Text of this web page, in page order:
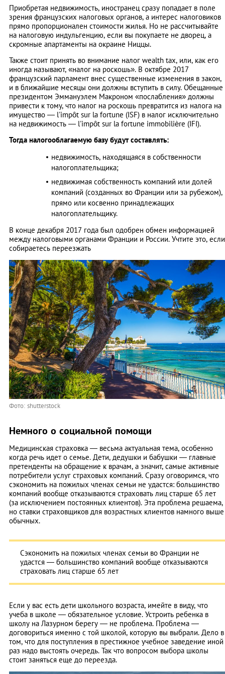
Приобретая недвижимость, иностранец сразу попадает в поле
зрения французских налоговых органов, а интерес налоговиков
прямо пропорционален стоимости жилья. Но не рассчитывайте
на налоговую индульгенцию, если вы покупаете не дворец, а
скромные апартаменты на окраине Ниццы.
Также стоит принять во внимание налог wealth tax, или, как его
иногда называют, «налог на роскошь». В октябре 2017
французский парламент внес существенные изменения в закон,
и в ближайшие месяцы они должны вступить в силу. Обещанные
президентом Эммануэлем Макроном «послабления» должны
привести к тому, что налог на роскошь превратится из налога на
имущество — l'impôt sur la fortune (ISF) в налог исключительно
на недвижимость — l'impôt sur la fortune immobilière (IFI).
Тогда налогооблагаемую базу будут составлять:
недвижимость, находящаяся в собственности
налогоплательщика;
недвижимая собственность компаний или долей
компаний (созданных во Франции или за рубежом),
прямо или косвенно принадлежащих
налогоплательщику.
В конце декабря 2017 года был одобрен обмен информацией
между налоговыми органами Франции и России. Учтите это, если
собираетесь переезжать
Фото: shutterstock
Немного о социальной помощи
Медицинская страховка — весьма актуальная тема, особенно
когда речь идет о семье. Дети, дедушки и бабушки — главные
претенденты на обращение к врачам, а значит, самые активные
потребители услуг страховых компаний. Сразу оговоримся, что
сэкономить на пожилых членах семьи не удастся: большинство
компаний вообще отказываются страховать лиц старше 65 лет
(за исключением постоянных клиентов). Эта проблема решаема,
но ставки страховщиков для возрастных клиентов намного выше
обычных.
Сэкономить на пожилых членах семьи во Франции не
удастся — большинство компаний вообще отказываются
страховать лиц старше 65 лет
Если у вас есть дети школьного возраста, имейте в виду, что
учеба в школе — обязательное условие. Устроить ребенка в
школу на Лазурном берегу — не проблема. Проблема —
договориться именно с той школой, которую вы выбрали. Дело в
том, что для поступления в престижное учебное заведение иной
раз надо выстоять очередь. Так что вопросом выбора школы
стоит заняться еще до переезда.